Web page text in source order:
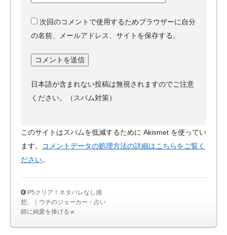
次回のコメントで使用するためブラウザーに自分
の名前、メールアドレス、サイトを保存する。
日本語が含まれない投稿は無視されますのでご注意
ください。（スパム対策）
このサイトはスパムを低減するために Akismet を使ってい
ます。
コメントデータの処理方法の詳細はこちらをご覧く
ださい。
P5クリア！ネタバレなし感
想。｜ウチのジョーカー・占い
師に純愛を捧げるｗ